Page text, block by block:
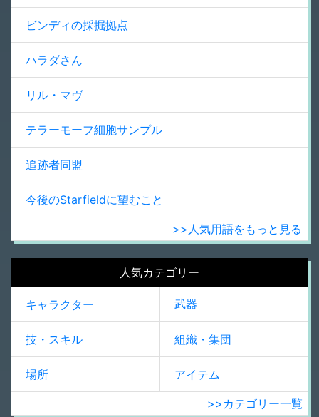
ビンディの採掘拠点
ハラダさん
リル・マヴ
テラーモーフ細胞サンプル
追跡者同盟
今後のStarfieldに望むこと
>>人気用語をもっと見る
人気カテゴリー
キャラクター 武器
技・スキル 組織・集団
場所 アイテム
>>カテゴリー一覧